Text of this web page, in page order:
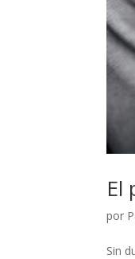
El
por
Sin